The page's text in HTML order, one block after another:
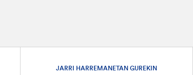
JARRI HARREMANETAN GUREKIN